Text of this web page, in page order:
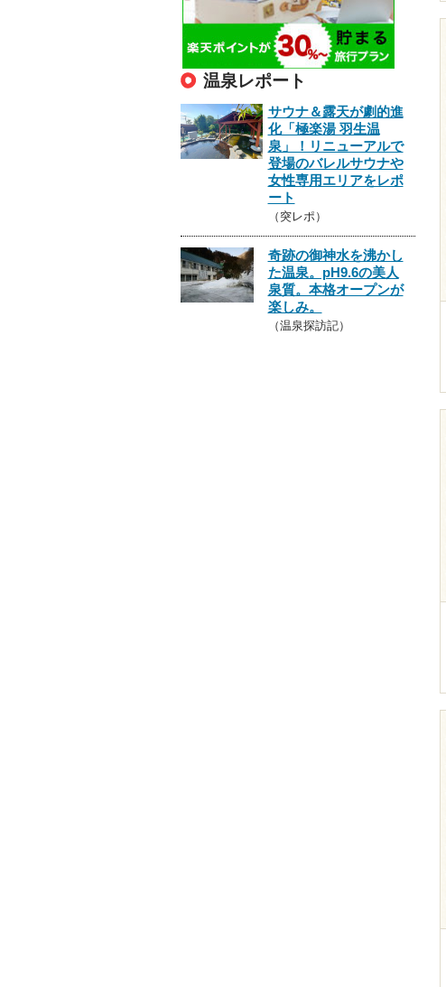
温泉レポート
サウナ＆露天が劇的進
化「極楽湯 羽生温
泉」！リニューアルで
登場のバレルサウナや
女性専用エリアをレポ
ート
（突レポ）
奇跡の御神水を沸かし
た温泉。pH9.6の美人
泉質。本格オープンが
楽しみ。
（温泉探訪記）